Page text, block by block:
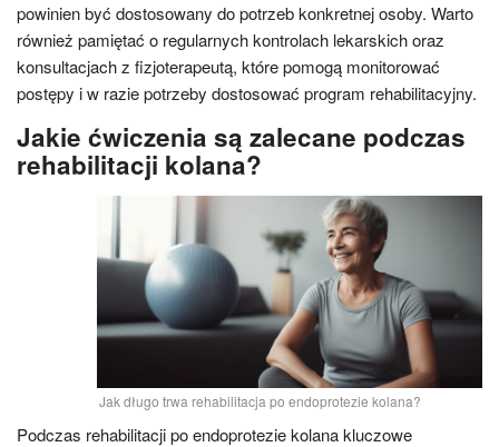
powinien być dostosowany do potrzeb konkretnej osoby. Warto
również pamiętać o regularnych kontrolach lekarskich oraz
konsultacjach z fizjoterapeutą, które pomogą monitorować
postępy i w razie potrzeby dostosować program rehabilitacyjny.
Jakie ćwiczenia są zalecane podczas
rehabilitacji kolana?
Jak długo trwa rehabilitacja po endoprotezie kolana?
Podczas rehabilitacji po endoprotezie kolana kluczowe